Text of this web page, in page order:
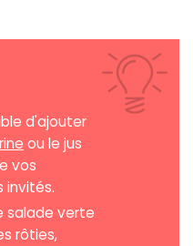
d'ajouter
ou le jus
vos
invités.
salade verte
rôties,